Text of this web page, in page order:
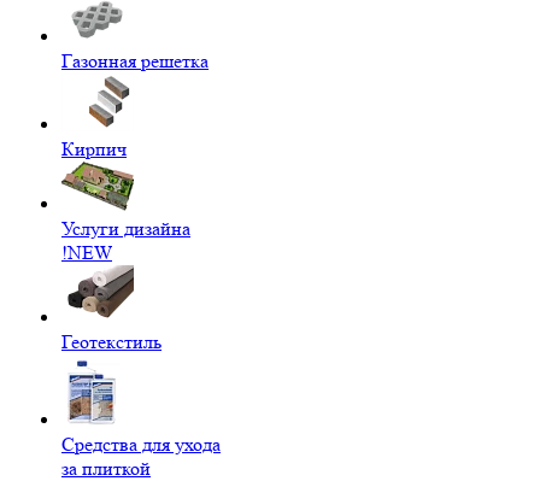
Газонная решетка
Кирпич
Услуги дизайна
!NEW
Геотекстиль
Средства для ухода
за плиткой